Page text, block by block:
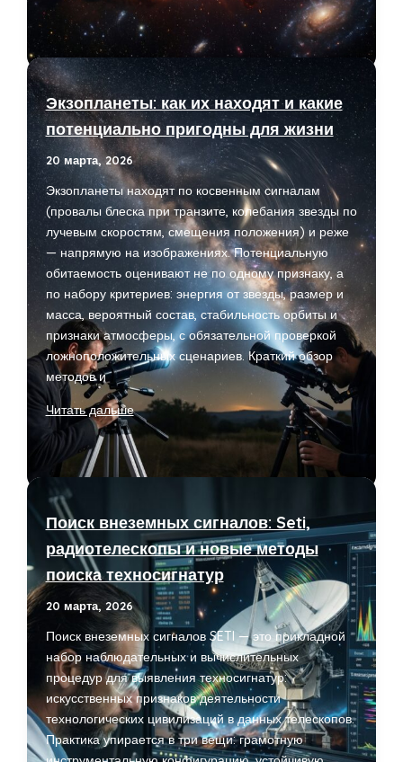
взрыв
и
ранняя
Вселенная:
что
мы
знаем
и
что
остаётся
загадкой
Экзопланеты: как их находят и какие
потенциально пригодны для жизни
20 марта, 2026
Экзопланеты находят по косвенным сигналам
(провалы блеска при транзите, колебания звезды по
лучевым скоростям, смещения положения) и реже
— напрямую на изображениях. Потенциальную
обитаемость оценивают не по одному признаку, а
по набору критериев: энергия от звезды, размер и
масса, вероятный состав, стабильность орбиты и
признаки атмосферы, с обязательной проверкой
ложноположительных сценариев. Краткий обзор
методов и
Экзопланеты:
как
их
находят
какие
потенциально
пригодны
для
жизни
Читать дальше
Поиск внеземных сигналов: Seti,
радиотелескопы и новые методы
поиска техносигнатур
20 марта, 2026
Поиск внеземных сигналов SETI — это прикладной
набор наблюдательных и вычислительных
процедур для выявления техносигнатур:
искусственных признаков деятельности
технологических цивилизаций в данных телескопов.
Практика упирается в три вещи: грамотную